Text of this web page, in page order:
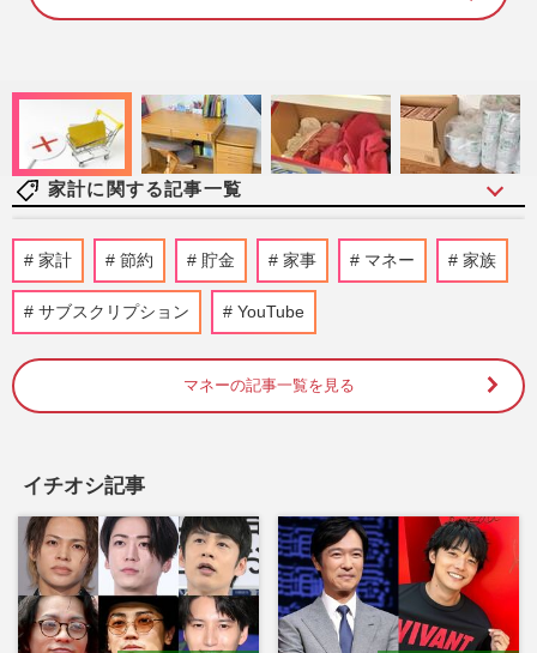
家計に関する記事一覧
《生活費が浮く優待株14選》年間20万〜
30万円おトクに! 200銘柄保有の“達人主
婦”が伝授する投資のコツ
週刊女性2026年8月11日号
《預金金利0.5%超も続々》プロが教える
「いつの間にか損」を防ぐ銀行選びと、“3
〈夏にやりがちなNG節約〉電気代・食
費・レジャー費の「よかれと思って逆効果
も」…本当にやるべき家計防衛…
週刊女性2026年7月21日号 2026/7/12
家計 節約 貯金 家事 マネー 家族
サブスクリプション YouTube
マネーの記事一覧を見る
イチオシ記事